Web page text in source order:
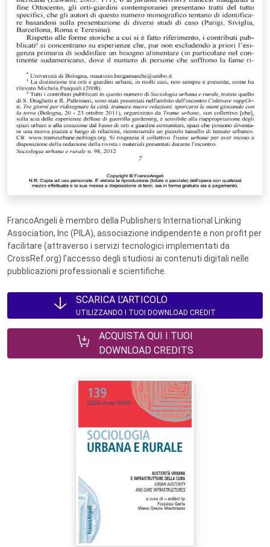
FrancoAngeli è membro della Publishers International Linking
Association, Inc (PILA), associazione indipendente e non profit per
facilitare (attraverso i servizi tecnologici implementati da
CrossRef.org) l’accesso degli studiosi ai contenuti digitali nelle
pubblicazioni professionali e scientifiche.
SCARICA L'ARTICOLO
UTILIZZANDO I TUOI DOWNLOAD CREDIT
ACQUISTA QUI I TUOI
DOWNLOAD CREDITS